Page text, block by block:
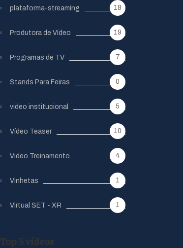
plataforma-streaming 18
Produtora de Vídeo 19
Programas de TV 7
Stands Para Feiras 0
video institucional 5
Vídeo Teaser 10
Video Treinamento 4
Vinhetas 1
Virtual SET - XR 1
Top 5 vídeos